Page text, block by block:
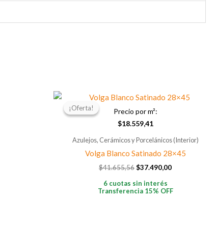
¡Oferta!
Precio por m²:
$18.559,41
¡Oferta!
Azulejos, Cerámicos y Porcelánicos (Interior)
Volga Blanco Satinado 28×45
$41.655,56
El
original
era:
$41.655,56.
$37.490,00
El
6 cuotas sin interés
Transferencia 15% OFF